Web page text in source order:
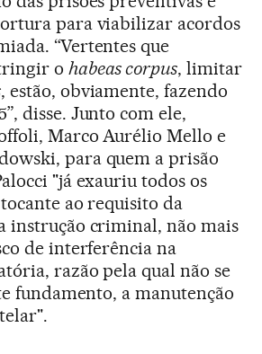
para viabilizar acordos
“Vertentes que
o habeas corpus, limitar
, estão, obviamente, fazendo
disse. Junto com ele,
Marco Aurélio Mello e
para quem a prisão
"já exauriu todos os
ao requisito da
instrução criminal, não mais
de interferência na
razão pela qual não se
fundamento, a manutenção